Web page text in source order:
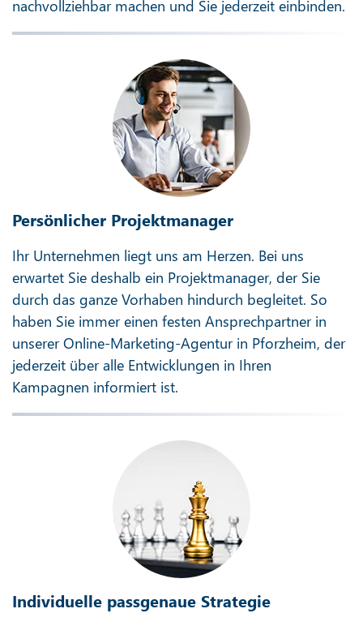
nachvollziehbar machen und Sie jederzeit einbinden.
Persönlicher Projektmanager
Ihr Unternehmen liegt uns am Herzen. Bei uns
erwartet Sie deshalb ein Projektmanager, der Sie
durch das ganze Vorhaben hindurch begleitet. So
haben Sie immer einen festen Ansprechpartner in
unserer Online-Marketing-Agentur in Pforzheim, der
jederzeit über alle Entwicklungen in Ihren
Kampagnen informiert ist.
Individuelle passgenaue Strategie